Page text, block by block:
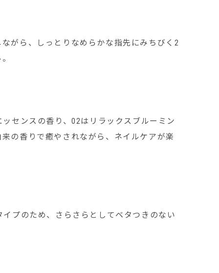
がら、しっとりなめらかな指先にみちびく2
センスの香り、02はリラックスブルーミン
の香りで癒やされながら、ネイルケアが楽
プのため、さらさらとしてベタつきのない